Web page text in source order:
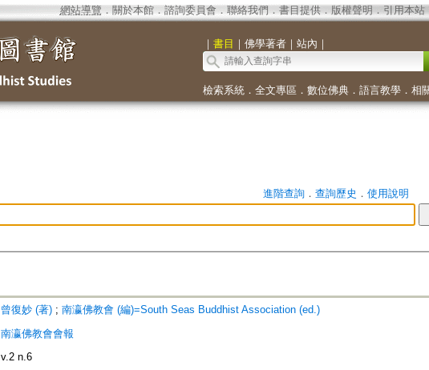
網站導覽 ． 關於本館． 諮詢委員會． 聯絡我們 ． 書目提供． 版權聲明 ． 引用本站
｜ 書目 ｜ 佛學著者｜ 站內 ｜
檢索系統． 全文專區 ． 數位佛典． 語言教學． 相
進階查詢． 查詢歷史 ． 使用說明
曾復妙 (著); 南瀛佛教會 (編)=South Seas Buddhist Association (ed.)
南瀛佛教會會報
v.2 n.6